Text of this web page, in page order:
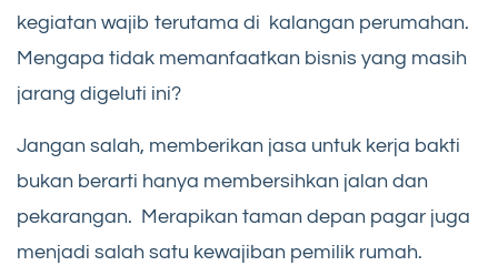
kegiatan wajib terutama di kalangan perumahan.
Mengapa tidak memanfaatkan bisnis yang masih
jarang digeluti ini?
Jangan salah, memberikan jasa untuk kerja bakti
bukan berarti hanya membersihkan jalan dan
pekarangan. Merapikan taman depan pagar juga
menjadi salah satu kewajiban pemilik rumah.